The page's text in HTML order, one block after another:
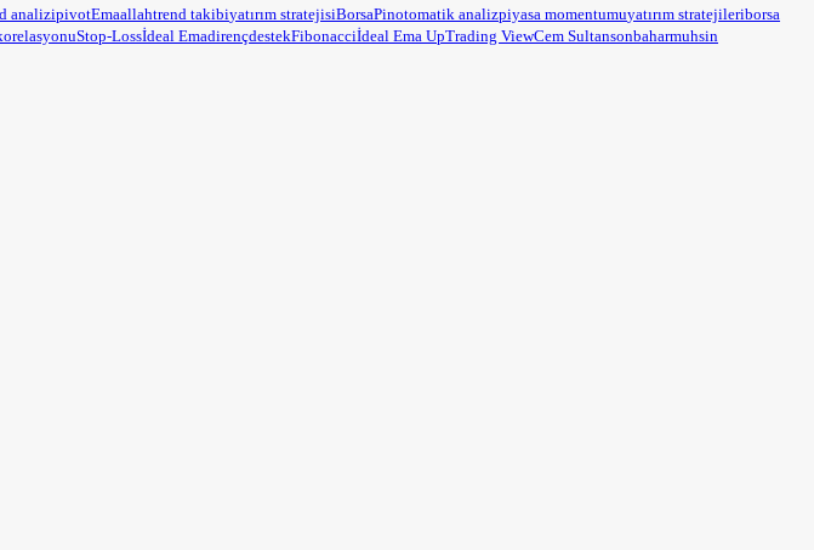
analizipivotEmaallahtrend takibiyatırım stratejisiBorsaPinotomatik analizpiyasa momentumuyatırım stratejileriborsa
Stop-Lossİdeal EmadirençdestekFibonacciİdeal Ema UpTrading ViewCem Sultansonbaharmuhsin